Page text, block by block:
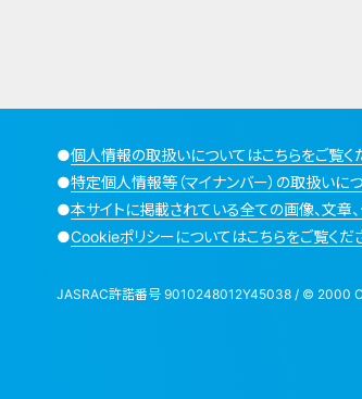
●個人情報の取扱いについてはこちらをご覧く
●特定個人情報等（マイナンバー）の取扱いに
●本サイトに掲載されている全ての画像、文章
●Cookieポリシーについてはこちらをご覧くだ
JASRAC許諾番号 9010248012Y45038 / © 2000